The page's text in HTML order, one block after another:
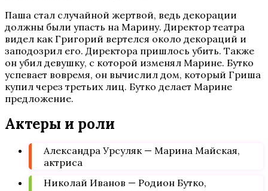
Паша стал случайной жертвой, ведь декорации
должны были упасть на Марину. Директор театра
видел как Григорий вертелся около декораций и
заподозрил его. Директора пришлось убить. Также
он убил девушку, с которой изменял Марине. Бутко
успевает вовремя, он вычислил дом, который Гриша
купил через третьих лиц. Бутко делает Марине
предложение.
Актеры и роли
Александра Урсуляк — Марина Майская,
актриса
Николай Иванов — Родион Бутко,